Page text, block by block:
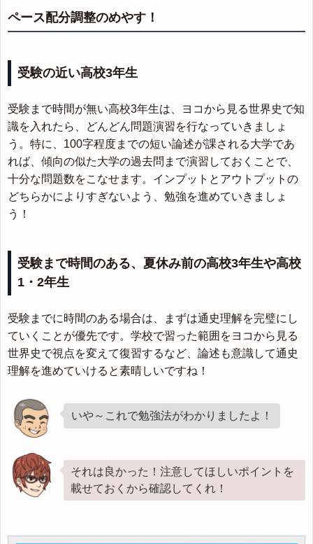
ペース配分調整のめやす！
受験の近い高校3年生
受験まで時間が無い高校3年生は、ヨコから見る世界史で知
識を入れたら、どんどん問題演習を行なっていきましょ
う。特に、100字程度までの短い論述が課される大学であ
れば、傾向の似た大学の過去問まで演習しておくことで、
十分な問題数をこなせます。インプットとアウトプットの
どちらかによりすぎないよう、勉強を進めていきましょ
う！
受験まで時間のある、夏休み前の高校3年生や高校
1・2年生
受験までに時間のある場合は、まずは通史理解を完璧にし
ていくことが優先です。学校で習った範囲をヨコから見る
世界史で視点を変えて復習するなど、論述も意識して通史
理解を進めていけると素晴しいですね！
いや～これで勉強法がわかりましたよ！
それは良かった！注意してほしいポイントを
載せておくから確認してくれ！